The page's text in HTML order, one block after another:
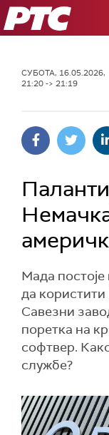
РТС
СУБОТА, 16.05.2026,
21:20 -> 21:19
Мада
да
Савезни
поретка на
софтвер.
службе?